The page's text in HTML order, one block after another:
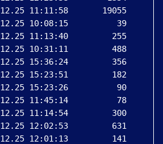
11:11:58       19055
10:08:15          39
11:13:40         255
10:31:11         488
15:36:24         356
15:23:51         182
15:23:26          90
11:45:14          78
11:14:54         300
12:02:53         631
12:01:13         141